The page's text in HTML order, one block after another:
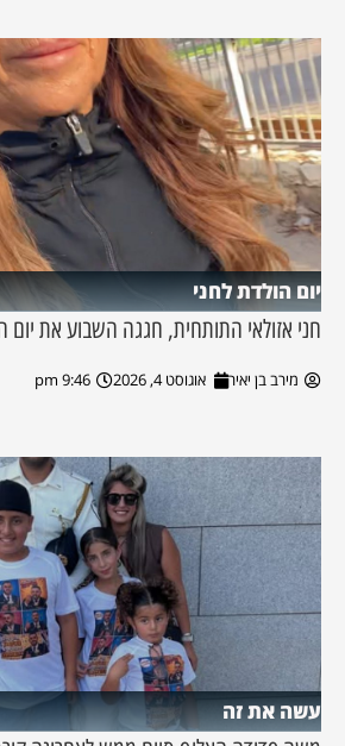
יום הולדת לחני
חני אזולאי התותחית, חגגה השבוע את יום
מירב בן יאיר אוגוסט 4, 2026 9:46 pm
עשה את זה